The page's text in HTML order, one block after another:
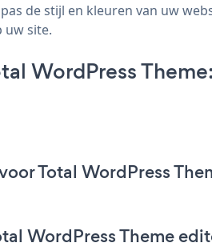
de stijl en kleuren van uw
uw site.
WordPress Theme:
Total WordPress
WordPress Theme